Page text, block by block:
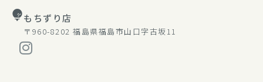
もちずり店
〒960-8202 福島県福島市山口字古坂11